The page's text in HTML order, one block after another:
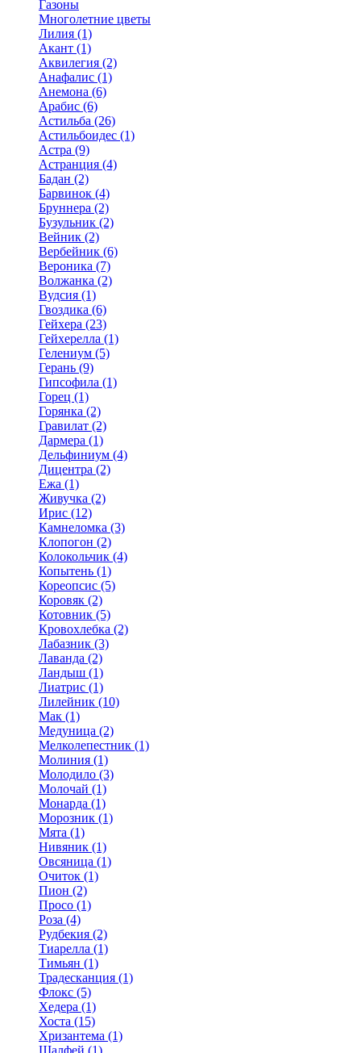
Газоны
Многолетние цветы
Лилия (1)
Акант (1)
Аквилегия (2)
Анафалис (1)
Анемона (6)
Арабис (6)
Астильба (26)
Астильбоидес (1)
Астра (9)
Астранция (4)
Бадан (2)
Барвинок (4)
Бруннера (2)
Бузульник (2)
Вейник (2)
Вербейник (6)
Вероника (7)
Волжанка (2)
Вудсия (1)
Гвоздика (6)
Гейхера (23)
Гейхерелла (1)
Гелениум (5)
Герань (9)
Гипсофила (1)
Горец (1)
Горянка (2)
Гравилат (2)
Дармера (1)
Дельфиниум (4)
Дицентра (2)
Ежа (1)
Живучка (2)
Ирис (12)
Камнеломка (3)
Клопогон (2)
Колокольчик (4)
Копытень (1)
Кореопсис (5)
Коровяк (2)
Котовник (5)
Кровохлебка (2)
Лабазник (3)
Лаванда (2)
Ландыш (1)
Лиатрис (1)
Лилейник (10)
Мак (1)
Медуница (2)
Мелколепестник (1)
Молиния (1)
Молодило (3)
Молочай (1)
Монарда (1)
Морозник (1)
Мята (1)
Нивяник (1)
Овсяница (1)
Очиток (1)
Пион (2)
Просо (1)
Роза (4)
Рудбекия (2)
Тиарелла (1)
Тимьян (1)
Традесканция (1)
Флокс (5)
Хедера (1)
Хоста (15)
Хризантема (1)
Шалфей (1)